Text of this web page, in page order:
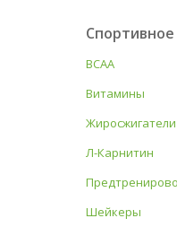
BCAA
Витамины
Жиросжигатели
Л-Карнитин
Шейкеры